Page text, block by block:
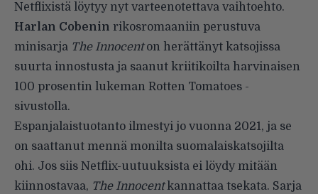
Netflixistä löytyy nyt varteenotettava vaihtoehto.
Harlan Cobenin rikosromaaniin perustuva
minisarja The Innocenton herättänyt katsojissa
suurta innostusta ja saanut kriitikoilta harvinaisen
100 prosentin lukeman Rotten Tomatoes -
sivustolla.
Espanjalaistuotanto ilmestyi jo vuonna 2021, ja se
on saattanut mennä monilta suomalaiskatsojilta
ohi. Jos siis Netflix-uutuuksista ei löydy mitään
kiinnostavaa, The Innocentkannattaa tsekata. Sarja